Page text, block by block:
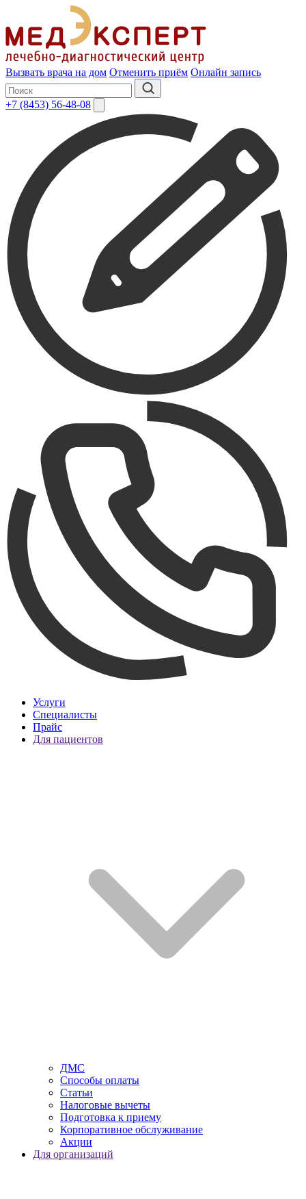
Вызвать врача на дом Отменить приём Онлайн запись
+7 (8453) 56-48-08
Услуги
Специалисты
Прайс
Для пациентов
ДМС
Способы оплаты
Статьи
Налоговые вычеты
Подготовка к приему
Корпоративное обслуживание
Акции
Для организаций